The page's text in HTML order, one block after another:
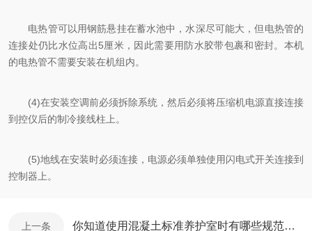
电热管可以用钢筋悬挂在蓄水池中，水深尽可能大，但电热管的
连接处仍比水位高出5厘米，因此需要用防水胶带包裹和密封。本机
的电热管不需要安装在机组内。
(4)在安装空调前必须拆除系统，然后必须将压缩机电源直接连接
到控仪后的制冷接线柱上。
(5)地线在安装时必须连接，电源必须单独使用闪电式开关连接到
控制器上。
上一条 你知道使用混凝土标准养护室时有哪些规范及要求么